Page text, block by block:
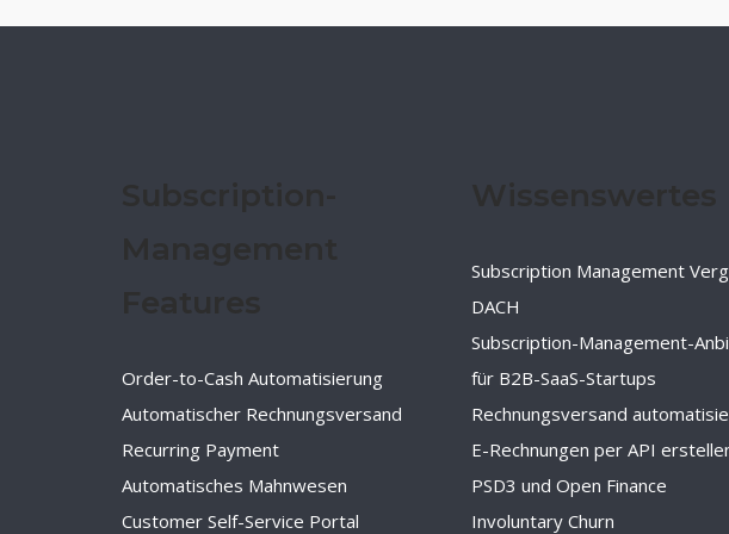
Order-to-Cash Automatisierung
Automatischer Rechnungsversand
Recurring Payment
Automatisches Mahnwesen
Customer Self-Service Portal
Subscription Management
DACH
Subscription-Management-
für B2B-SaaS-Startups
Rechnungsversand
E-Rechnungen per API
PSD3 und Open Finance
Involuntary Churn